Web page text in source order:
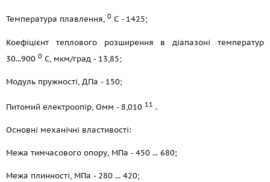
Температура плавлення, 0 С - 1425;
Коефіцієнт теплового розширення в діапазоні температур
30...900 0 С, мкм/град - 13,85;
Модуль пружності, ДПа - 150;
Питомий електроопір, Омм - 8,010 11 .
Основні механічні властивості:
Межа тимчасового опору, МПа - 450 ... 680;
Межа плинності, МПа - 280 ... 420;